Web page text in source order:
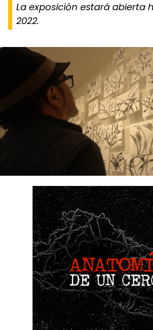
La exposición estará abierta
2022.